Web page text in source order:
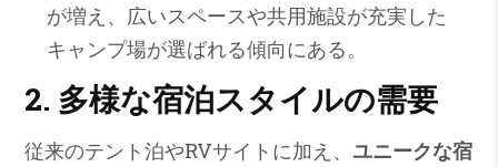
が増え、広いスペースや共用施設が充実した
キャンプ場が選ばれる傾向にある。
2. 多様な宿泊スタイルの需要
従来のテント泊やRVサイトに加え、 ユニークな宿